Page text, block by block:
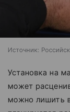
Источник:
Установка на
может
можно лишить